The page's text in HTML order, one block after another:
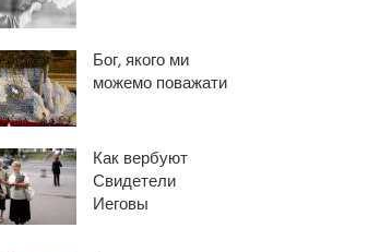
Бог, якого ми
можемо поважати
Как вербуют
Свидетели
Иеговы